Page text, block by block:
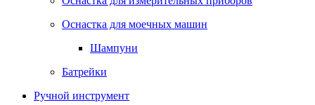
Оснастка для моечных машин
Шампуни
Батрейки
Ручной инструмент